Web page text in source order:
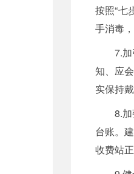
按照“七
手消毒
7.
知、应
实保持
8.
台账。
收费站正